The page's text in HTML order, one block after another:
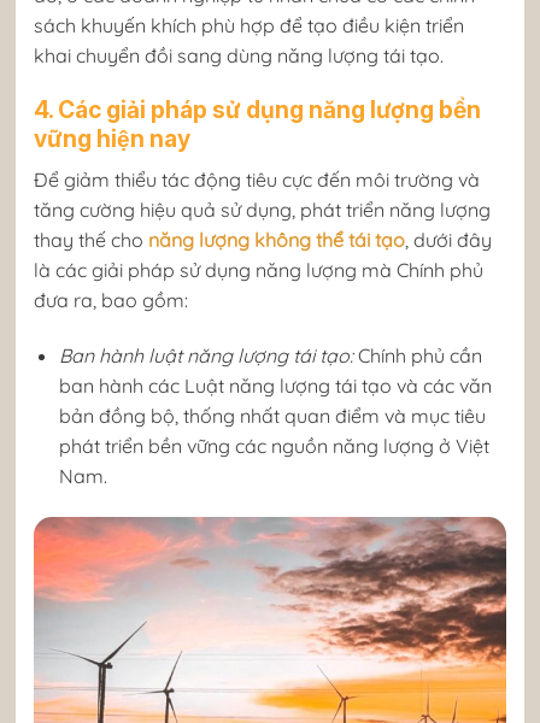
sách khuyến khích phù hợp để tạo điều kiện triển
khai chuyển đồi sang dùng năng lượng tái tạo.
4. Các giải pháp sử dụng năng lượng bền
vững hiện nay
Để giảm thiểu tác động tiêu cực đến môi trường và
tăng cường hiệu quả sử dụng, phát triển năng lượng
thay thế cho năng lượng không thể tái tạo , dưới đây
là các giải pháp sử dụng năng lượng mà Chính phủ
đưa ra, bao gồm:
Ban hành luật năng lượng tái tạo:Chính phủ cần
ban hành các Luật năng lượng tái tạo và các văn
bản đồng bộ, thống nhất quan điểm và mục tiêu
phát triển bền vững các nguồn năng lượng ở Việt
Nam.